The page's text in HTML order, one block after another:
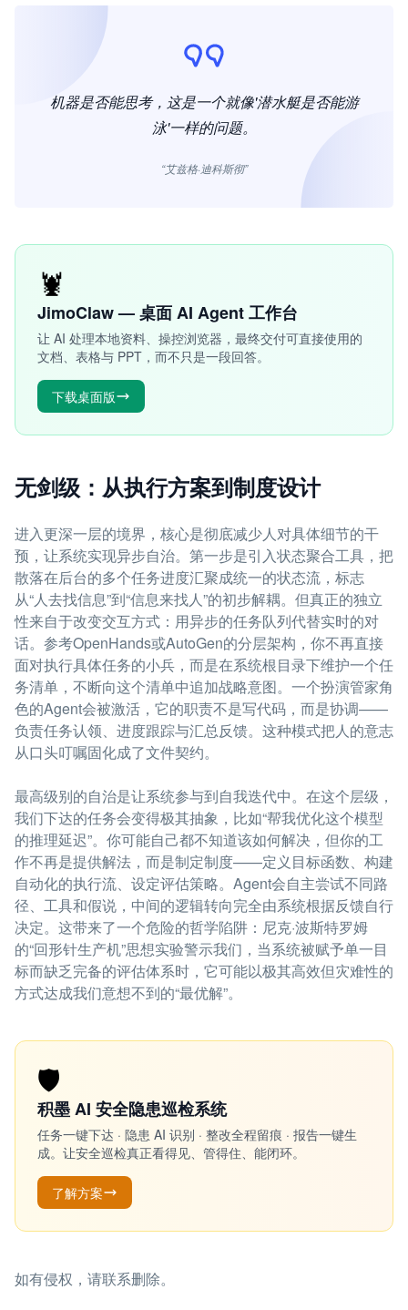
机器是否能思考，这是一个就像'潜水艇是否能游
泳'一样的问题。
“艾兹格·迪科斯彻”
🦞
JimoClaw — 桌面 AI Agent 工作台
让 AI 处理本地资料、操控浏览器，最终交付可直接使用的
文档、表格与 PPT，而不只是一段回答。
下载桌面版
无剑级：从执行方案到制度设计
进入更深一层的境界，核心是彻底减少人对具体细节的干
预，让系统实现异步自治。第一步是引入状态聚合工具，把
散落在后台的多个任务进度汇聚成统一的状态流，标志
从“人去找信息”到“信息来找人”的初步解耦。但真正的独立
性来自于改变交互方式：用异步的任务队列代替实时的对
话。参考OpenHands或AutoGen的分层架构，你不再直接
面对执行具体任务的小兵，而是在系统根目录下维护一个任
务清单，不断向这个清单中追加战略意图。一个扮演管家角
色的Agent会被激活，它的职责不是写代码，而是协调——
负责任务认领、进度跟踪与汇总反馈。这种模式把人的意志
从口头叮嘱固化成了文件契约。
最高级别的自治是让系统参与到自我迭代中。在这个层级，
我们下达的任务会变得极其抽象，比如“帮我优化这个模型
的推理延迟”。你可能自己都不知道该如何解决，但你的工
作不再是提供解法，而是制定制度——定义目标函数、构建
自动化的执行流、设定评估策略。Agent会自主尝试不同路
径、工具和假说，中间的逻辑转向完全由系统根据反馈自行
决定。这带来了一个危险的哲学陷阱：尼克·波斯特罗姆
的“回形针生产机”思想实验警示我们，当系统被赋予单一目
标而缺乏完备的评估体系时，它可能以极其高效但灾难性的
方式达成我们意想不到的“最优解”。
🛡️
积墨 AI 安全隐患巡检系统
任务一键下达 · 隐患 AI 识别 · 整改全程留痕 · 报告一键生
成。让安全巡检真正看得见、管得住、能闭环。
了解方案
如有侵权，请联系删除。